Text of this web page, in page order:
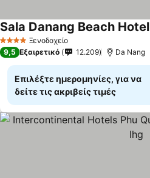
4 ΑστέριαΞενοδοχείο
Sala Danang Beach Hotel
9,5 Εξαιρετικό 12.209 Da Nang
Επιλέξτε ημερομηνίες, για να
δείτε τις ακριβείς τιμές